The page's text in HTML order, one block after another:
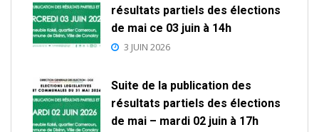
résultats partiels des élections
de mai ce 03 juin à 14h
3 JUIN 2026
Suite de la publication des
résultats partiels des élections
de mai – mardi 02 juin à 17h